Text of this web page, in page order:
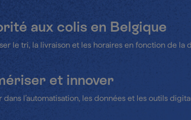
aux colis en Belgique
le tri, la livraison et les horaires en fonction de la
et innover
dans l’automatisation, les données et les outils